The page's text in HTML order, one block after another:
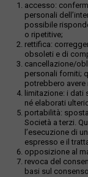
accesso:
personali
possibile
o ripetitive;
rettifica:
obsoleti e di
cancellazione/
personali forniti;
potrebbero
limitazione: i dati
né elaborati
portabilità:
Società a terzi.
l’esecuzione di
espresso e il
opposizione al
revoca del
basi sul